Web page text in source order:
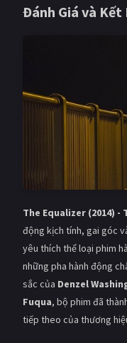
Đánh Giá và Kết
The Equalizer (2014) -
động kịch tính, gai góc
yêu thích thể loại phim
những pha hành động
sắc của Denzel
Fuqua, bộ phim đã
tiếp theo của thương